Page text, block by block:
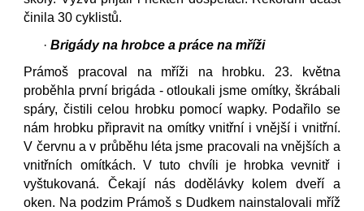
činila 30 cyklistů.
·Brigády na hrobce a práce na mříži
Prámoš pracoval na mříži na hrobku. 23. května
proběhla první brigáda - otloukali jsme omítky, škrábali
spáry, čistili celou hrobku pomocí wapky. Podařilo se
nám hrobku připravit na omítky vnitřní i vnější i vnitřní.
V červnu a v průběhu léta jsme pracovali na vnějších a
vnitřních omítkách. V tuto chvíli je hrobka vevnitř i
vyštukovaná. Čekají nás dodělávky kolem dveří a
oken. Na podzim Prámoš s Dudkem nainstalovali mříž